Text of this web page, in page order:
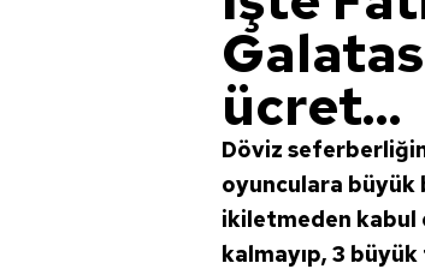
ücret...
Döviz
oyunculara büyük
ikiletmeden kabul
kalmayıp, 3